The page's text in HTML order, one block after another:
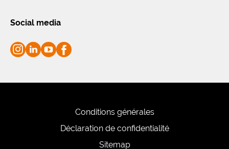
Social media
Conditions générales
Déclaration de confidentialité
Sitemap